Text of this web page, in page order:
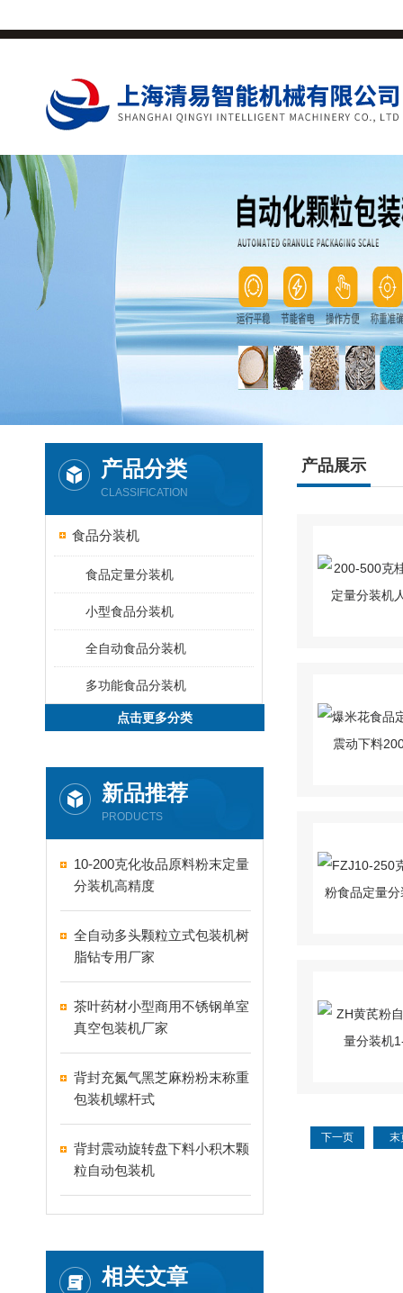
产品分类
CLASSIFICATION
食品分装机
食品定量分装机
小型食品分装机
全自动食品分装机
多功能食品分装机
点击更多分类
新品推荐
PRODUCTS
10-200克化妆品原料粉末定量
分装机高精度
全自动多头颗粒立式包装机树
脂钻专用厂家
茶叶药材小型商用不锈钢单室
真空包装机厂家
背封充氮气黑芝麻粉粉末称重
包装机螺杆式
背封震动旋转盘下料小积木颗
粒自动包装机
相关文章
产品展示
下一页 末